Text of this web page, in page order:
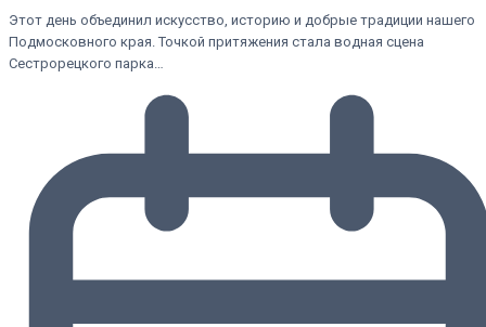
Этот день объединил искусство, историю и добрые традиции нашего
Подмосковного края. Точкой притяжения стала водная сцена
Сестрорецкого парка…